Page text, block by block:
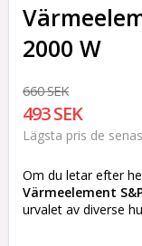
2000 W
660 SEK
493 SEK
Lägsta pris de
Om du letar efter
Värmeelement
urvalet av diverse